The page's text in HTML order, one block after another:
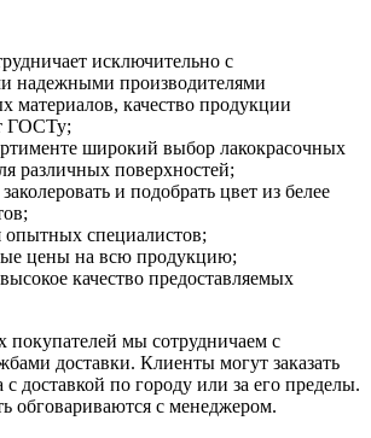
исключительно с
надежными производителями
материалов, качество продукции
ГОСТу;
широкий выбор лакокрасочных
различных поверхностей;
и подобрать цвет из белее
опытных специалистов;
цены на всю продукцию;
качество предоставляемых
покупателей мы сотрудничаем с
доставки. Клиенты могут заказать
доставкой по городу или за его пределы.
обговариваются с менеджером.